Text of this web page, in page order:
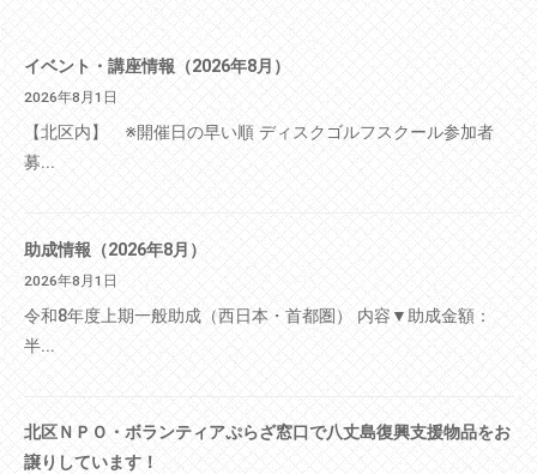
イベント・講座情報（2026年8月）
2026年8月1日
【北区内】 ※開催日の早い順 ディスクゴルフスクール参加者
募...
助成情報（2026年8月）
2026年8月1日
令和8年度上期一般助成（西日本・首都圏） 内容▼助成金額：
半...
北区ＮＰＯ・ボランティアぷらざ窓口で八丈島復興支援物品をお
譲りしています！